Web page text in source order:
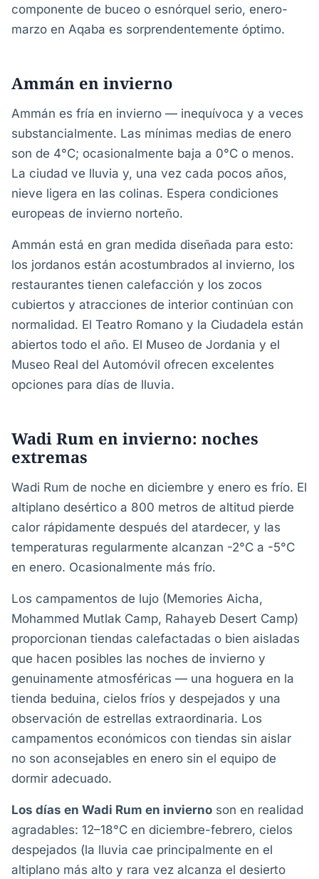
componente de buceo o esnórquel serio, enero-
marzo en Aqaba es sorprendentemente óptimo.
Ammán en invierno
Ammán es fría en invierno — inequívoca y a veces
substancialmente. Las mínimas medias de enero
son de 4°C; ocasionalmente baja a 0°C o menos.
La ciudad ve lluvia y, una vez cada pocos años,
nieve ligera en las colinas. Espera condiciones
europeas de invierno norteño.
Ammán está en gran medida diseñada para esto:
los jordanos están acostumbrados al invierno, los
restaurantes tienen calefacción y los zocos
cubiertos y atracciones de interior continúan con
normalidad. El Teatro Romano y la Ciudadela están
abiertos todo el año. El Museo de Jordania y el
Museo Real del Automóvil ofrecen excelentes
opciones para días de lluvia.
Wadi Rum en invierno: noches
extremas
Wadi Rum de noche en diciembre y enero es frío. El
altiplano desértico a 800 metros de altitud pierde
calor rápidamente después del atardecer, y las
temperaturas regularmente alcanzan -2°C a -5°C
en enero. Ocasionalmente más frío.
Los campamentos de lujo (Memories Aicha,
Mohammed Mutlak Camp, Rahayeb Desert Camp)
proporcionan tiendas calefactadas o bien aisladas
que hacen posibles las noches de invierno y
genuinamente atmosféricas — una hoguera en la
tienda beduina, cielos fríos y despejados y una
observación de estrellas extraordinaria. Los
campamentos económicos con tiendas sin aislar
no son aconsejables en enero sin el equipo de
dormir adecuado.
Los días en Wadi Rum en invierno son en realidad
agradables: 12–18°C en diciembre-febrero, cielos
despejados (la lluvia cae principalmente en el
altiplano más alto y rara vez alcanza el desierto